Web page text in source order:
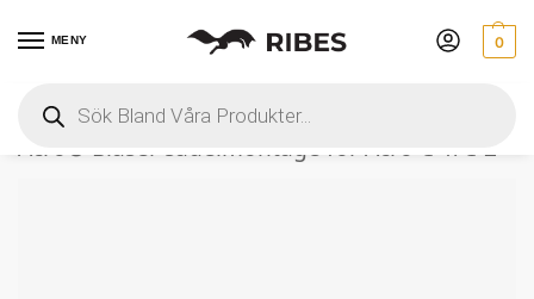
MENY 0
Hem » Optik » Sadelmontage
Acro® Blaser sadelmontage för Acro C-1/C-2